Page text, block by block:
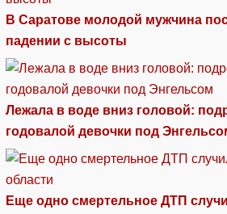
В Саратове молодой мужчина
падении с высоты
Лежала в воде вниз головой:
годовалой девочки под
Еще одно смертельное ДТП